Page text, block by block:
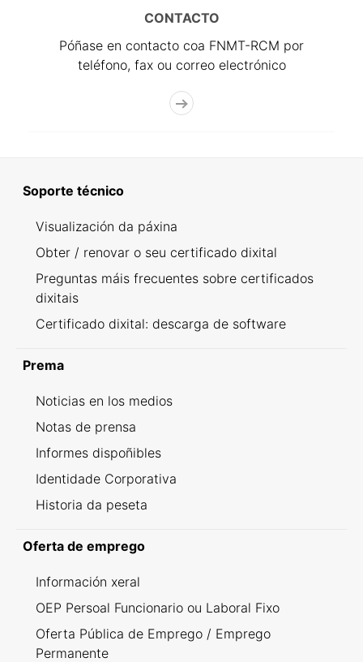
CONTACTO
Póñase en contacto coa FNMT-RCM por
teléfono, fax ou correo electrónico
Soporte técnico
Visualización da páxina
Obter / renovar o seu certificado dixital
Preguntas máis frecuentes sobre certificados
dixitais
Certificado dixital: descarga de software
Prema
Noticias en los medios
Notas de prensa
Informes dispoñibles
Identidade Corporativa
Historia da peseta
Oferta de emprego
Información xeral
OEP Persoal Funcionario ou Laboral Fixo
Oferta Pública de Emprego / Emprego
Permanente